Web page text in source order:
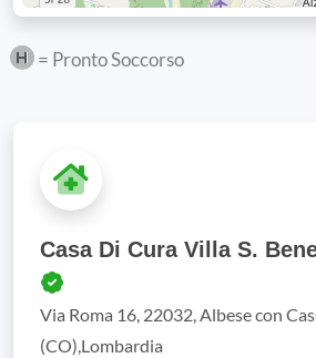
= Pronto Soccorso
Casa Di Cura Villa S.
Via Roma 16, 22032, Albese con
(CO),Lombardia